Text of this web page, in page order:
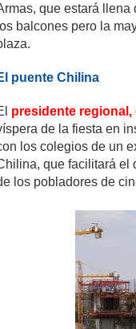
que estará llena
los balcones pero la
puente Chilina
presidente
de la fiesta en
los colegios de un
que facilitará el
los pobladores de